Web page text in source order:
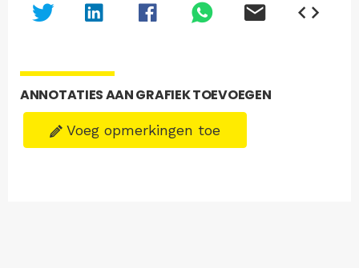
ANNOTATIES AAN GRAFIEK TOEVOEGEN
Voeg opmerkingen toe